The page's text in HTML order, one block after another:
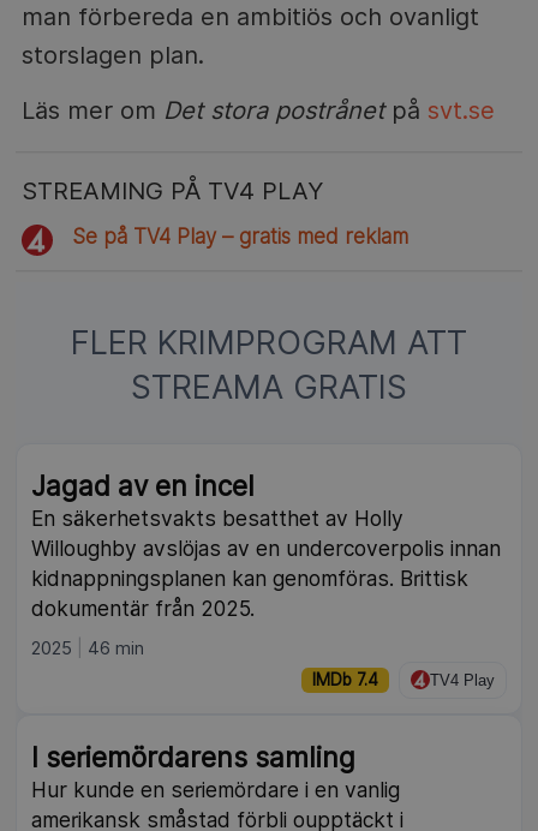
man förbereda en ambitiös och ovanligt
storslagen plan.
Läs mer om Det stora postrånetpå svt.se
STREAMING PÅ TV4 PLAY
Se på TV4 Play – gratis med reklam
FLER KRIMPROGRAM ATT
STREAMA GRATIS
Jagad av en incel
En säkerhetsvakts besatthet av Holly
Willoughby avslöjas av en undercoverpolis innan
kidnappningsplanen kan genomföras. Brittisk
dokumentär från 2025.
2025 46 min
IMDb 7.4 TV4 Play
I seriemördarens samling
Hur kunde en seriemördare i en vanlig
amerikansk småstad förbli oupptäckt i